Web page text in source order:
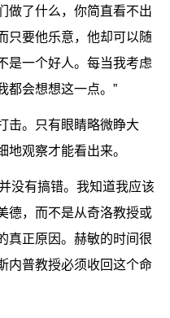
做了什么，你简直看不出
只要他乐意，他却可以随
是一个好人。每当我考虑
都会想想这一点。”
击。只有眼睛略微睁大
地观察才能看出来。
没有搞错。我知道我应该
德，而不是从奇洛教授或
真正原因。赫敏的时间很
内普教授必须收回这个命